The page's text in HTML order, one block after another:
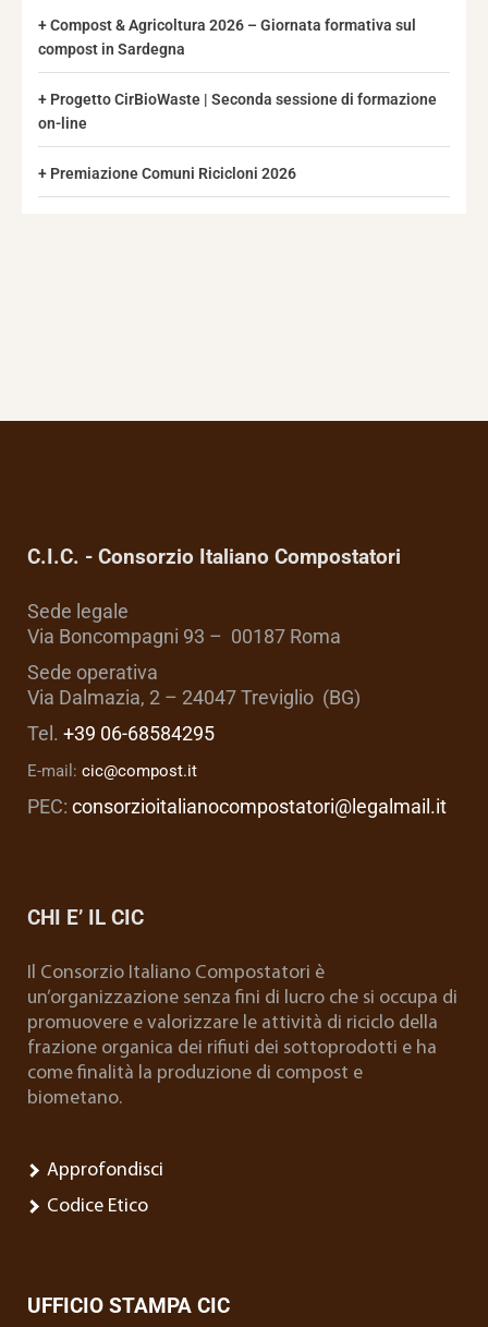
Compost & Agricoltura 2026 – Giornata formativa sul
compost in Sardegna
Progetto CirBioWaste | Seconda sessione di formazione
on-line
Premiazione Comuni Ricicloni 2026
C.I.C. - Consorzio Italiano Compostatori
Sede legale
Via Boncompagni 93 – 00187 Roma
Sede operativa
Via Dalmazia, 2 – 24047 Treviglio (BG)
Tel. +39 06-68584295
E-mail: cic@compost.it
PEC: consorzioitalianocompostatori@legalmail.it
CHI E’ IL CIC
Il Consorzio Italiano Compostatori è
un’organizzazione senza fini di lucro che si occupa di
promuovere e valorizzare le attività di riciclo della
frazione organica dei rifiuti dei sottoprodotti e ha
come finalità la produzione di compost e
biometano.
Approfondisci
Codice Etico
UFFICIO STAMPA CIC